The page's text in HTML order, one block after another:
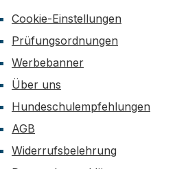
Cookie-Einstellungen
Prüfungsordnungen
Werbebanner
Über uns
Hundeschulempfehlungen
AGB
Widerrufsbelehrung